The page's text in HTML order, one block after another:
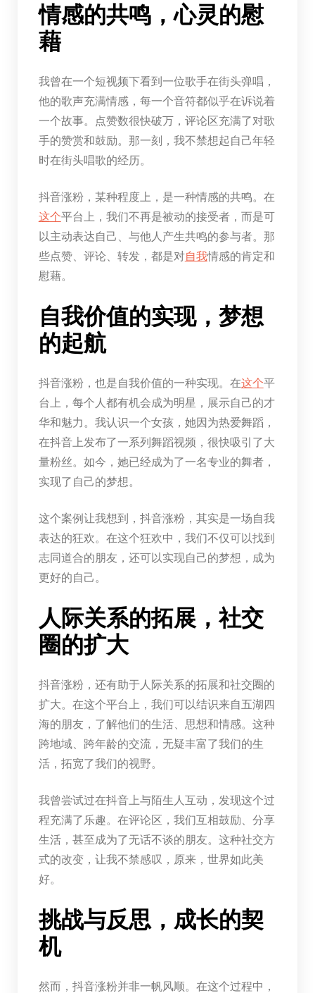
情感的共鸣，心灵的慰
藉
我曾在一个短视频下看到一位歌手在街头弹唱，
他的歌声充满情感，每一个音符都似乎在诉说着
一个故事。点赞数很快破万，评论区充满了对歌
手的赞赏和鼓励。那一刻，我不禁想起自己年轻
时在街头唱歌的经历。
抖音涨粉，某种程度上，是一种情感的共鸣。在
这个平台上，我们不再是被动的接受者，而是可
以主动表达自己、与他人产生共鸣的参与者。那
些点赞、评论、转发，都是对自我情感的肯定和
慰藉。
自我价值的实现，梦想
的起航
抖音涨粉，也是自我价值的一种实现。在这个平
台上，每个人都有机会成为明星，展示自己的才
华和魅力。我认识一个女孩，她因为热爱舞蹈，
在抖音上发布了一系列舞蹈视频，很快吸引了大
量粉丝。如今，她已经成为了一名专业的舞者，
实现了自己的梦想。
这个案例让我想到，抖音涨粉，其实是一场自我
表达的狂欢。在这个狂欢中，我们不仅可以找到
志同道合的朋友，还可以实现自己的梦想，成为
更好的自己。
人际关系的拓展，社交
圈的扩大
抖音涨粉，还有助于人际关系的拓展和社交圈的
扩大。在这个平台上，我们可以结识来自五湖四
海的朋友，了解他们的生活、思想和情感。这种
跨地域、跨年龄的交流，无疑丰富了我们的生
活，拓宽了我们的视野。
我曾尝试过在抖音上与陌生人互动，发现这个过
程充满了乐趣。在评论区，我们互相鼓励、分享
生活，甚至成为了无话不谈的朋友。这种社交方
式的改变，让我不禁感叹，原来，世界如此美
好。
挑战与反思，成长的契
机
然而，抖音涨粉并非一帆风顺。在这个过程中，